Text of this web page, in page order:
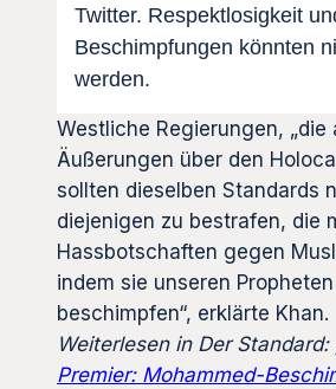
Twitter. Respektlosigkeit
Beschimpfungen könnten
werden.
Westliche Regierungen, „die
Äußerungen über den
sollten dieselben Standards
diejenigen zu bestrafen, die
Hassbotschaften gegen
indem sie unseren Propheten
beschimpfen“, erklärte Khan.
Weiterlesen in Der Standard:
Premier: Mohammed-